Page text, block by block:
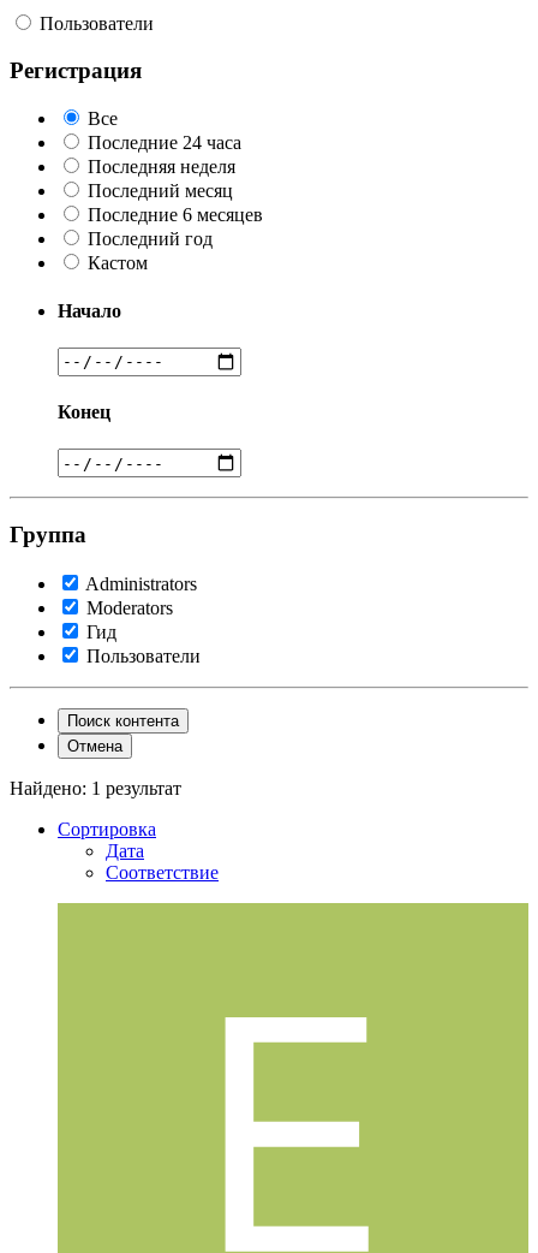
Пользователи
Регистрация
Все
Последние 24 часа
Последняя неделя
Последний месяц
Последние 6 месяцев
Последний год
Кастом
Начало
Конец
Группа
Administrators
Moderators
Гид
Пользователи
Поиск контента
Отмена
Найдено: 1 результат
Сортировка
Дата
Соответствие